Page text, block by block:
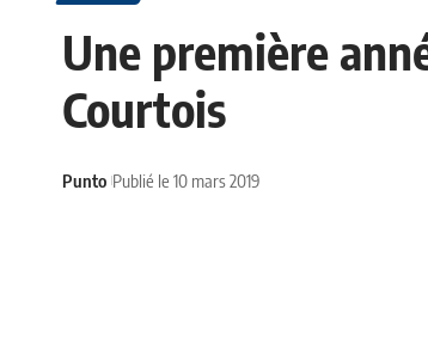
Une première
Courtois
Punto Publié le 10 mars 2019